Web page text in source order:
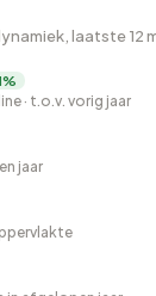
laatste 12
· t.o.v. vorig jaar
jaar